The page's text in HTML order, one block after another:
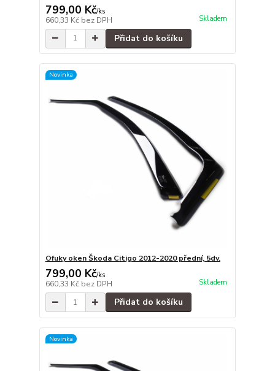
799,00 Kč/ks
660,33 Kč bez DPH Skladem
Přidat do košíku
Novinka
Ofuky oken Škoda Citigo 2012-2020 přední, 5dv.
799,00 Kč/ks
660,33 Kč bez DPH Skladem
Přidat do košíku
Novinka